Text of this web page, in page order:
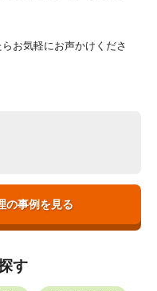
お気軽にお声かけくださ
の事例を見る
す